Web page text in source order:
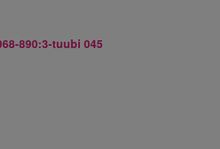
890:3-tuubi 045